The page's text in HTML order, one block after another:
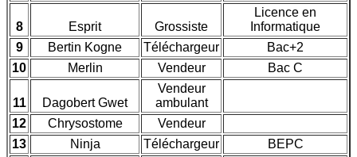
8 Esprit Grossiste
Licence en
Informatique
9
Bertin Kogne Téléchargeur
Bac+2
10
Merlin Vendeur Bac C
11 Dagobert Gwet
Vendeur
ambulant
12
Chrysostome
Vendeur
13
Ninja Téléchargeur BEPC